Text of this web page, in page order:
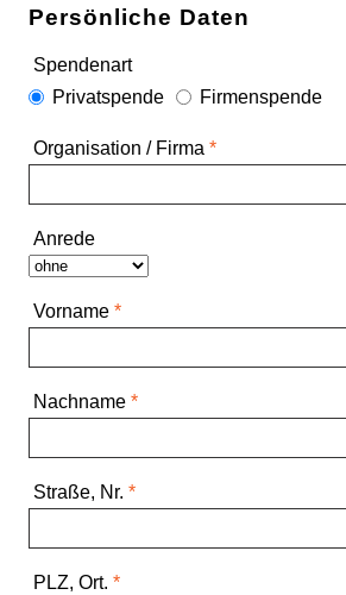
Persönliche Daten
Spendenart
Privatspende
Firmenspende
Organisation / Firma *
Anrede
Vorname *
Nachname *
Straße, Nr. *
PLZ, Ort. *